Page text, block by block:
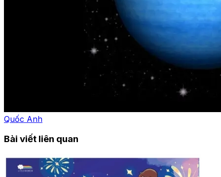
Quốc Anh
Bài viết liên quan